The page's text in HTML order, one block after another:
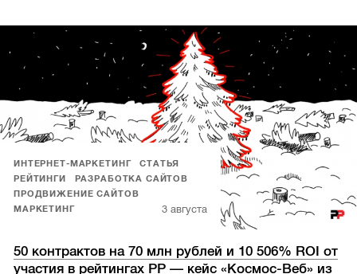
ИНТЕРНЕТ-МАРКЕТИНГ
СТАТЬЯ
РЕЙТИНГИ
РАЗРАБОТКА САЙТОВ
ПРОДВИЖЕНИЕ САЙТОВ
МАРКЕТИНГ
3 августа
50 контрактов на 70 млн рублей и 10 506% ROI от
участия в рейтингах РР — кейс «Космос-Веб» из